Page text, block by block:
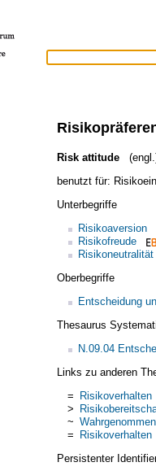
Risk attitude
benutzt für:
Unterbegriffe
Risikoaversion
Risikofreude
Risikoneutralität
Oberbegriffe
Entscheidung
Thesaurus
N.09.04
Links zu anderen
= Risikoverhalten
>
~
= Risikoverhalten
Persistenter